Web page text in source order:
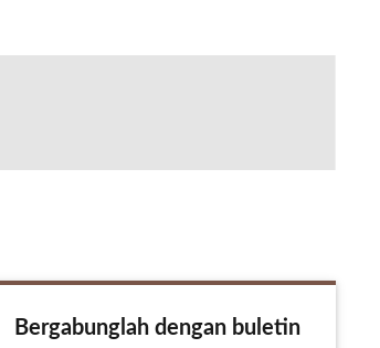
Bergabunglah dengan buletin